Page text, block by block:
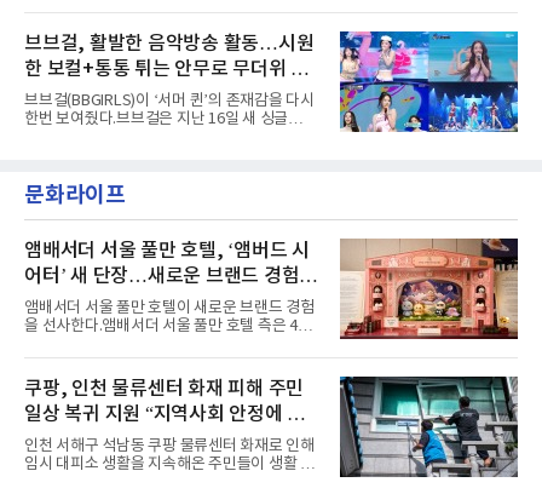
엣을 거침없이 결합했다. 멤버들은 각기 다른 개
성을 살린 스타일링을 선
벌 오디오·음원 스트리밍 플랫폼 스포티파이에
서 27일 자로 누적 재생 수 2억 회를 돌파했
다”고 밝혔다.곡이 발표된 지 약 10개월 만이다.
팀의 첫 번째 2억 스트리밍 곡은 동일 음반에 수
록된 ‘GO!’다. 이 노래는 공개 약 9개월 만인 지
난달 26일 자에 2억 고지를 밟았다. 이는 최근 5
년 내 데뷔한 보이그룹의 곡 중 최단기 2억 달성
했다. “내 티, 5 bucks 바지는, 만원” 등 멤버들
의 라이프 스타일
브브걸, 활발한 음악방송 활동…시원
한 보컬+통통 튀는 안무로 무더위 사
냥
브브걸(BBGIRLS)이 ‘서머 퀸’의 존재감을 다시
한번 보여줬다.브브걸은 지난 16일 새 싱글
MBC '쇼! 음악중심', SBS '인기가요' 등 주요 음
악방송 무대에 올라 화려한 퍼포먼스를 펼쳤다.
력을 앞세워 매 무대 색다른 볼거리를 선사했다.
특히 화사한 파스텔 톤의 비치웨어부터 청량한
마린룩, 햇살 아래 반짝이는 물결을 연상시키는
스커트, 강렬한 붉은 계열의 스타일링까지 각기
다른 매력을 선보였다. 브브걸은 다채로운 여름
패션을 완벽하게 소화하며 보
문화라이프
앰배서더 서울 풀만 호텔, ‘앰버드 시
어터’ 새 단장…새로운 브랜드 경험 선
사
앰배서더 서울 풀만 호텔이 새로운 브랜드 경험
을 선사한다.앰배서더 서울 풀만 호텔 측은 4일
이야기를 담은 인형 극장 콘셉트의 공간 ‘앰버드
시어터(Ambird Theater)’를 새롭게 선보인
다”고 밝혔다.앰배서더 서울 풀만 호텔은 로비
한편에 마련된 앰버드 존을 통해 앰버드의 세계
관을 소개해왔다. 앰버드 존은 앰버드가 우주여
행 중 수집한 다양한 굿즈를 전시한 '앰버드 플래
닛(Ambird Planet)과 계절별 플라워 연출로 사
쿠팡, 인천 물류센터 화재 피해 주민
일상 복귀 지원 “지역사회 안정에 총
력”
인천 서해구 석남동 쿠팡 물류센터 화재로 인해
임시 대피소 생활을 지속해온 주민들이 생활 터